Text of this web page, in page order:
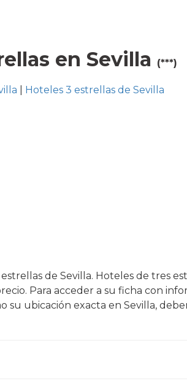
en Sevilla (***)
Hoteles 3 estrellas de Sevilla
de Sevilla. Hoteles de tres
Para acceder a su ficha con
su ubicación exacta en Sevilla,